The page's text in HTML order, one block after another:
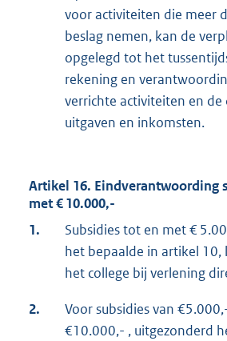
voor activiteiten die meer
beslag nemen, kan de
opgelegd tot het
rekening en
verrichte activiteiten en
uitgaven en inkomsten.
Artikel 16. Eindverantwoording
met € 10.000,-
1.
Subsidies tot en met €
het bepaalde in artikel
het college bij verlening
2.
Voor subsidies van
€10.000,- , uitgezonderd